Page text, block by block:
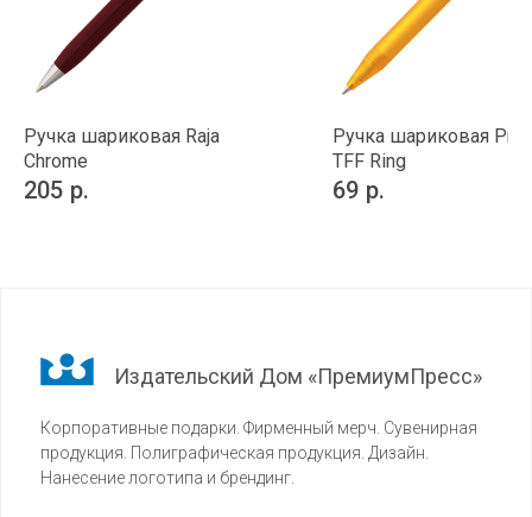
Ручка шариковая Raja
Chrome
205 р.
Ручка шариковая
TFF Ring
69 р.
Издательский Дом «ПремиумПресс»
Корпоративные подарки. Фирменный мерч. Сувенирная
продукция. Полиграфическая продукция. Дизайн.
Нанесение логотипа и брендинг.